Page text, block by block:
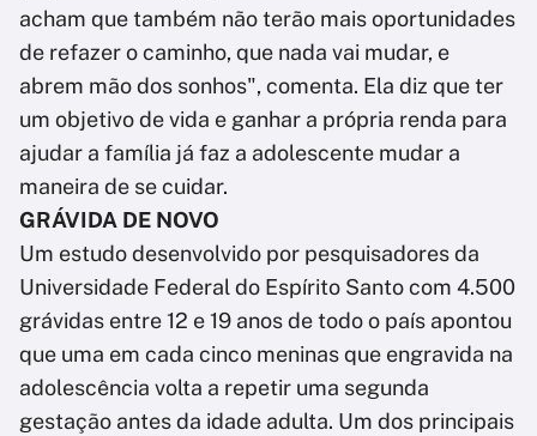
acham que também não terão mais oportunidades
de refazer o caminho, que nada vai mudar, e
abrem mão dos sonhos", comenta. Ela diz que ter
um objetivo de vida e ganhar a própria renda para
ajudar a família já faz a adolescente mudar a
maneira de se cuidar.
GRÁVIDA DE NOVO
Um estudo desenvolvido por pesquisadores da
Universidade Federal do Espírito Santo com 4.500
grávidas entre 12 e 19 anos de todo o país apontou
que uma em cada cinco meninas que engravida na
adolescência volta a repetir uma segunda
gestação antes da idade adulta. Um dos principais